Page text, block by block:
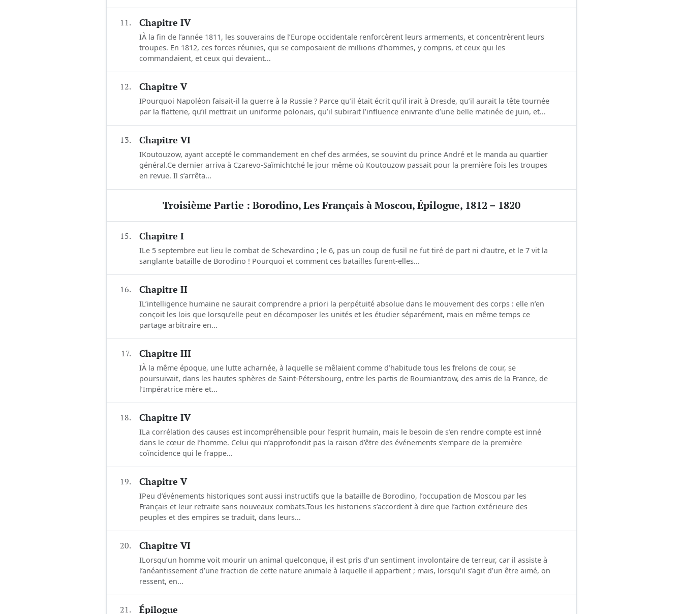
11. Chapitre IV
IÀ la fin de l’année 1811, les souverains de l’Europe occidentale renforcèrent leurs armements, et concentrèrent leurs
troupes. En 1812, ces forces réunies, qui se composaient de millions d’hommes, y compris, et ceux qui les
commandaient, et ceux qui devaient...
12. Chapitre V
IPourquoi Napoléon faisait-il la guerre à la Russie ? Parce qu’il était écrit qu’il irait à Dresde, qu’il aurait la tête tournée
par la flatterie, qu’il mettrait un uniforme polonais, qu’il subirait l’influence enivrante d’une belle matinée de juin, et...
13. Chapitre VI
IKoutouzow, ayant accepté le commandement en chef des armées, se souvint du prince André et le manda au quartier
général.Ce dernier arriva à Czarevo-Saïmichtché le jour même où Koutouzow passait pour la première fois les troupes
en revue. Il s’arrêta...
Troisième Partie : Borodino, Les Français à Moscou, Épilogue, 1812 – 1820
15. Chapitre I
ILe 5 septembre eut lieu le combat de Schevardino ; le 6, pas un coup de fusil ne fut tiré de part ni d’autre, et le 7 vit la
sanglante bataille de Borodino ! Pourquoi et comment ces batailles furent-elles...
16. Chapitre II
IL’intelligence humaine ne saurait comprendre a priori la perpétuité absolue dans le mouvement des corps : elle n’en
conçoit les lois que lorsqu’elle peut en décomposer les unités et les étudier séparément, mais en même temps ce
partage arbitraire en...
17. Chapitre III
IÀ la même époque, une lutte acharnée, à laquelle se mêlaient comme d’habitude tous les frelons de cour, se
poursuivait, dans les hautes sphères de Saint-Pétersbourg, entre les partis de Roumiantzow, des amis de la France, de
l’Impératrice mère et...
18. Chapitre IV
ILa corrélation des causes est incompréhensible pour l’esprit humain, mais le besoin de s’en rendre compte est inné
dans le cœur de l’homme. Celui qui n’approfondit pas la raison d’être des événements s’empare de la première
coïncidence qui le frappe...
19. Chapitre V
IPeu d’événements historiques sont aussi instructifs que la bataille de Borodino, l’occupation de Moscou par les
Français et leur retraite sans nouveaux combats.Tous les historiens s’accordent à dire que l’action extérieure des
peuples et des empires se traduit, dans leurs...
20. Chapitre VI
ILorsqu’un homme voit mourir un animal quelconque, il est pris d’un sentiment involontaire de terreur, car il assiste à
l’anéantissement d’une fraction de cette nature animale à laquelle il appartient ; mais, lorsqu’il s’agit d’un être aimé, on
ressent, en...
21. Épilogue